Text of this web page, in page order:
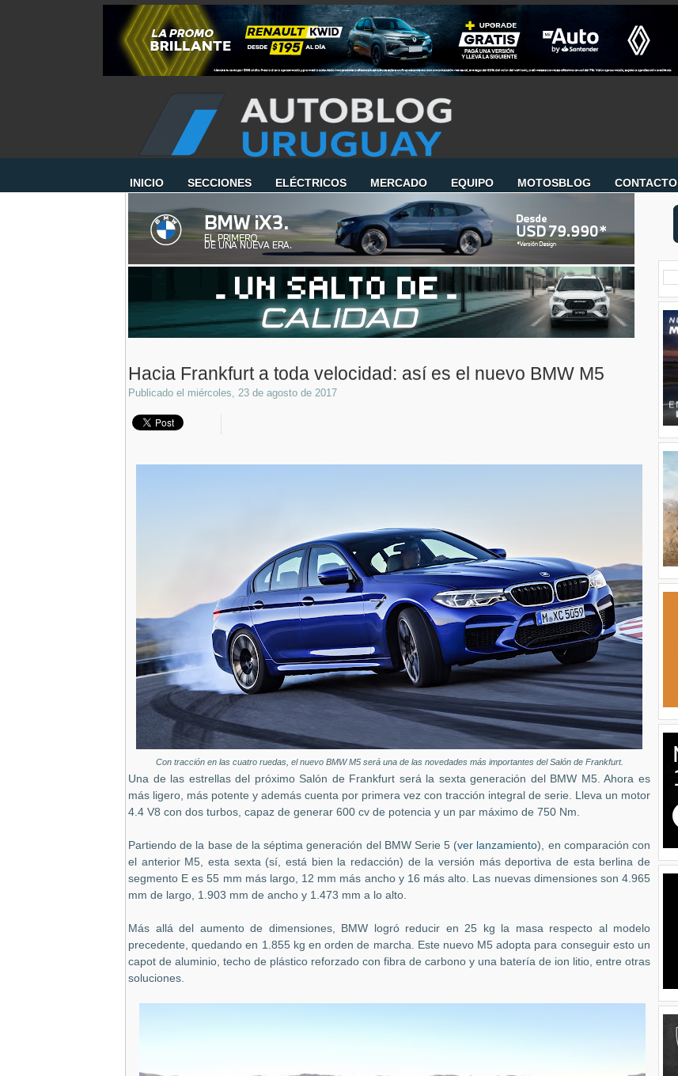
INICIO SECCIONES ELÉCTRICOS MERCADO EQUIPO MOTOSBLOG CONTACTO
Hacia Frankfurt a toda velocidad: así es el nuevo BMW M5
Publicado el miércoles, 23 de agosto de 2017
Con tracción en las cuatro ruedas, el nuevo BMW M5 será una de las novedades más importantes del Salón de Frankfurt.
Una de las estrellas del próximo Salón de Frankfurt será la sexta generación del BMW M5. Ahora es
más ligero, más potente y además cuenta por primera vez con tracción integral de serie. Lleva un motor
4.4 V8 con dos turbos, capaz de generar 600 cv de potencia y un par máximo de 750 Nm.
Partiendo de la base de la séptima generación del BMW Serie 5 (ver lanzamiento), en comparación con
el anterior M5, esta sexta (sí, está bien la redacción) de la versión más deportiva de esta berlina de
segmento E es 55 mm más largo, 12 mm más ancho y 16 más alto. Las nuevas dimensiones son 4.965
mm de largo, 1.903 mm de ancho y 1.473 mm a lo alto.
Más allá del aumento de dimensiones, BMW logró reducir en 25 kg la masa respecto al modelo
precedente, quedando en 1.855 kg en orden de marcha. Este nuevo M5 adopta para conseguir esto un
capot de aluminio, techo de plástico reforzado con fibra de carbono y una batería de ion litio, entre otras
soluciones.